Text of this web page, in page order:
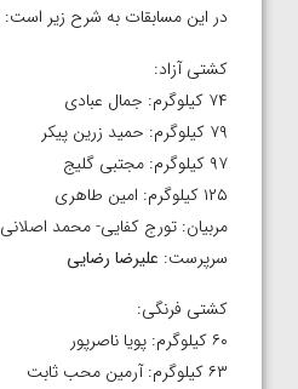
در این مسابقات به شرح زیر است:
کشتی آزاد:
۷۴ کیلوگرم: جمال عبادی
۷۹ کیلوگرم: حمید زرین پیکر
۹۷ کیلوگرم: مجتبی گلیج
۱۲۵ کیلوگرم: امین طاهری
مربیان: تورج کفایی- محمد اصلانی
سرپرست: علیرضا رضایی
کشتی فرنگی:
۶۰ کیلوگرم: پویا ناصرپور
۶۳ کیلوگرم: آرمین محب ثابت